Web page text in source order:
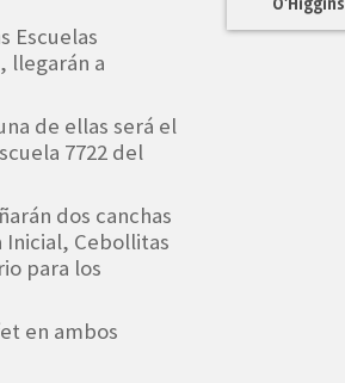
Escuelas
llegarán a
de ellas será el
7722 del
dos canchas
Inicial, Cebollitas
para los
en ambos